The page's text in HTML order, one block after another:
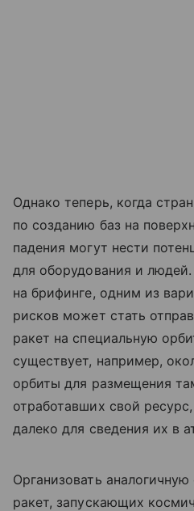
Однако теперь, когда
по созданию баз на
падения могут нести
для оборудования и
на брифинге, одним из
рисков может стать
ракет на специальную
существует, например,
орбиты для размещения
отработавших свой
далеко для сведения их в
Организовать
ракет, запускающих